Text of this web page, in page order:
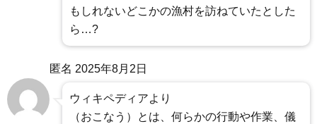
もしれないどこかの漁村を訪ねていたとした
ら…?
匿名 2025年8月2日
ウィキペディアより
（おこなう）とは、何らかの行動や作業、儀